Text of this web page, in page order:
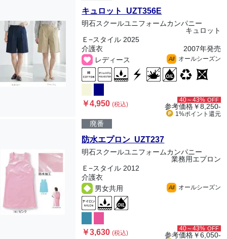
キュロット UZT356E
明石スクールユニフォームカンパニー
キュロット
Ｅ−スタイル 2025
介護衣
2007年発売
レディース
All オールシーズン
￥4,950(税込)
40～43% OFF
参考価格￥8,250-
1%ポイント 還元
廃番
防水エプロン UZT237
明石スクールユニフォームカンパニー
業務用エプロン
Ｅ−スタイル 2012
介護衣
男女共用
All オールシーズン
￥3,630(税込)
40～43% OFF
参考価格￥6,050-